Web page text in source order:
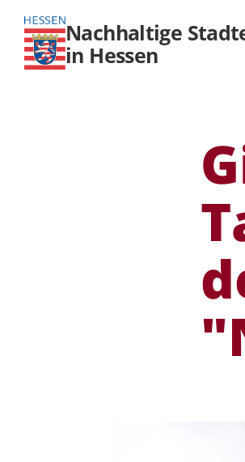
Nachhaltige
in Hessen